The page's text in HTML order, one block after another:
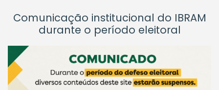
Comunicação institucional do IBRAM
durante o período eleitoral